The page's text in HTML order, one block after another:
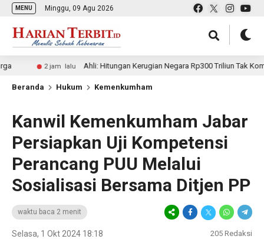
MENU Minggu, 09 Agu 2026
2 jam lalu Ahli: Hitungan Kerugian Negara Rp300 Triliun Tak Kompeten,
Beranda Hukum Kemenkumham
Kanwil Kemenkumham Jabar
Persiapkan Uji Kompetensi
Perancang PUU Melalui
Sosialisasi Bersama Ditjen PP
waktu baca 2 menit
Selasa, 1 Okt 2024 18:18 205 Redaksi